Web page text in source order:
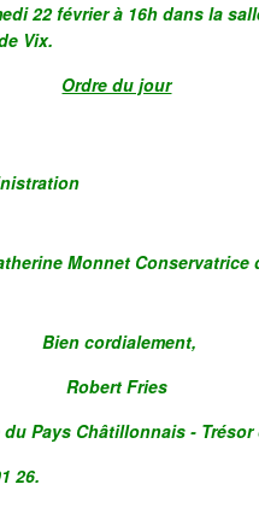
22 février à 16h dans la
Vix.
Ordre du jour
Monnet Conservatrice
Bien cordialement,
Robert Fries
Pays Châtillonnais - Trésor
26.